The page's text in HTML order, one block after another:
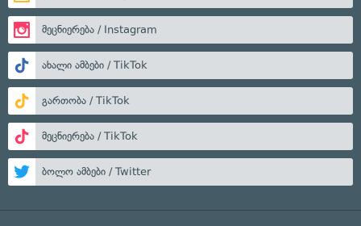
მეცნიერება / Instagram
ახალი ამბები / TikTok
გართობა / TikTok
მეცნიერება / TikTok
ბოლო ამბები / Twitter